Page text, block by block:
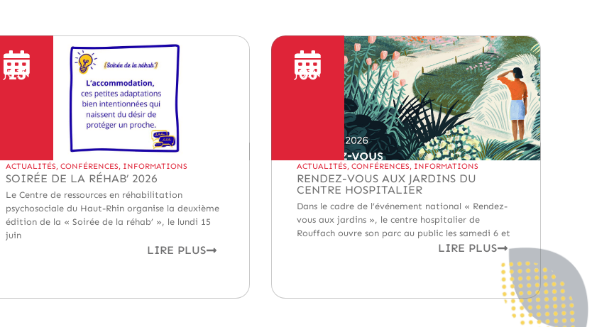
15
JUIN
ACTUALITÉS, CONFÉRENCES, INFORMATIONS
SOIRÉE DE LA RÉHAB’ 2026
Le Centre de ressources en réhabilitation
psychosociale du Haut-Rhin organise la deuxième
édition de la « Soirée de la réhab’ », le lundi 15
juin
LIRE PLUS
06
JUIN
ACTUALITÉS, CONFÉRENCES, INFORMATIONS
RENDEZ-VOUS AUX JARDINS DU
CENTRE HOSPITALIER
Dans le cadre de l’événement national « Rendez-
vous aux jardins », le centre hospitalier de
Rouffach ouvre son parc au public les samedi 6 et
LIRE PLUS